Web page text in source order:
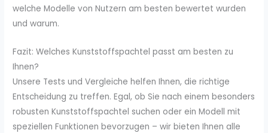
welche Modelle von Nutzern am besten bewertet wurden
und warum.
Fazit: Welches Kunststoffspachtel passt am besten zu
Ihnen?
Unsere Tests und Vergleiche helfen Ihnen, die richtige
Entscheidung zu treffen. Egal, ob Sie nach einem besonders
robusten Kunststoffspachtel suchen oder ein Modell mit
speziellen Funktionen bevorzugen – wir bieten Ihnen alle